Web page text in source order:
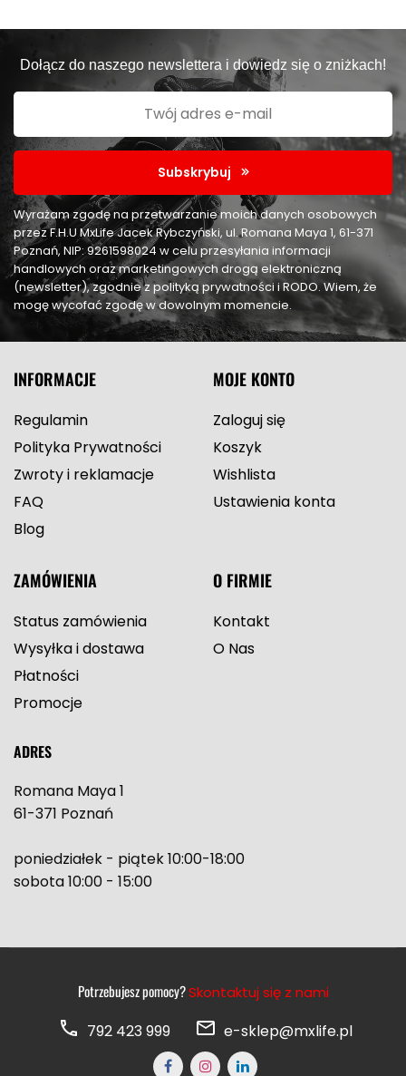
Dołącz do naszego newslettera i dowiedz się o zniżkach!
Subskrybuj
Wyrażam zgodę na przetwarzanie moich danych osobowych
przez F.H.U MxLife Jacek Rybczyński, ul. Romana Maya 1, 61-371
Poznań, NIP: 9261598024 w celu przesyłania informacji
handlowych oraz marketingowych drogą elektroniczną
(newsletter), zgodnie z polityką prywatności i RODO. Wiem, że
mogę wycofać zgodę w dowolnym momencie.
INFORMACJE
Regulamin
Polityka Prywatności
Zwroty i reklamacje
FAQ
Blog
MOJE KONTO
Zaloguj się
Koszyk
Wishlista
Ustawienia konta
ZAMÓWIENIA
Status zamówienia
Wysyłka i dostawa
Płatności
Promocje
O FIRMIE
Kontakt
O Nas
ADRES
Romana Maya 1
61-371 Poznań
poniedziałek - piątek 10:00-18:00
sobota 10:00 - 15:00
Potrzebujesz pomocy?Skontaktuj się z nami
792 423 999 e-sklep@mxlife.pl